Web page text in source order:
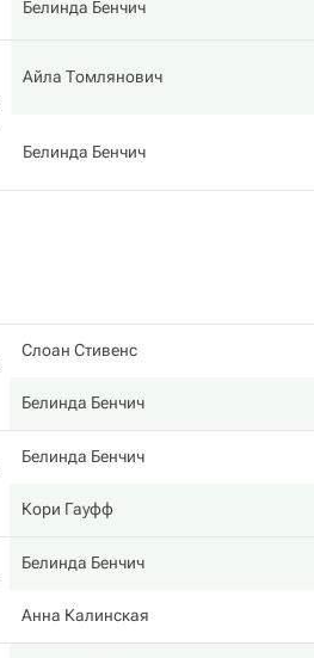
Белинда Бенчич
Айла Томлянович
Белинда Бенчич
Слоан Стивенс
Белинда Бенчич
Белинда Бенчич
Кори Гауфф
Белинда Бенчич
Анна Калинская